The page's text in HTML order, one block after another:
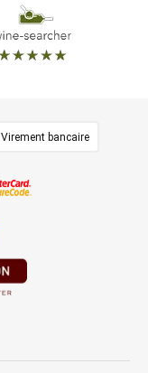
Virement bancaire